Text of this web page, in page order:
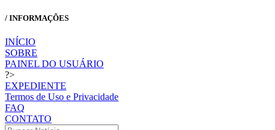
/ INFORMAÇÕES
INÍCIO
SOBRE
PAINEL DO USUÁRIO
?>
EXPEDIENTE
Termos de Uso e Privacidade
FAQ
CONTATO